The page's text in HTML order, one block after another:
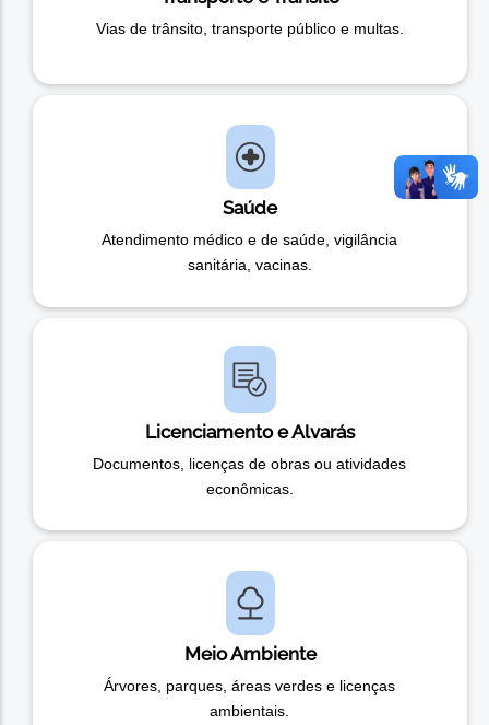
Vias de trânsito, transporte público e multas.
Saúde
Atendimento médico e de saúde, vigilância
sanitária, vacinas.
Licenciamento e Alvarás
Documentos, licenças de obras ou atividades
econômicas.
Meio Ambiente
Árvores, parques, áreas verdes e licenças
ambientais.